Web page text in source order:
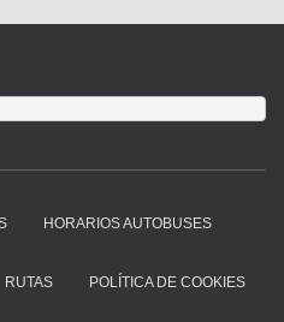
HORARIOS AUTOBUSES
RUTAS POLÍTICA DE COOKIES